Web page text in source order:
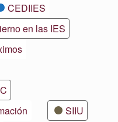
CEDIIES
en las IES
SIIU